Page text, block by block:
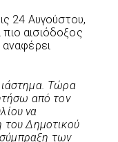
24 Αυγούστου,
αισιόδοξος
Τώρα
από τον
να
του Δημοτικού
σύμπραξη των